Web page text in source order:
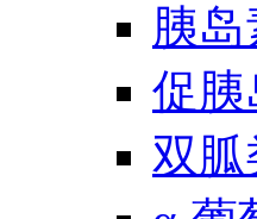
胰
促胰
双胍